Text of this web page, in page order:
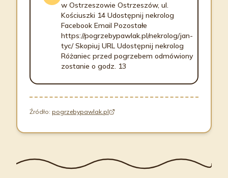
w Ostrzeszowie Ostrzeszów, ul.
Kościuszki 14 Udostępnij nekrolog
Facebook Email Pozostałe
https://pogrzebypawlak.pl/nekrolog/jan-
tyc/ Skopiuj URL Udostępnij nekrolog
Różaniec przed pogrzebem odmówiony
zostanie o godz. 13
Źródło: pogrzebypawlak.pl